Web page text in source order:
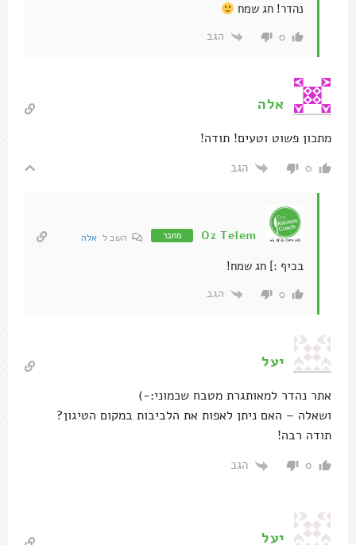
נהדר! חג שמח
0 הגב
אלה
מתכון פשוט וטעים! תודה!
0 הגב
Oz Telem מחבר השב ל אלה
בכיף :] חג שמח!
0 הגב
יעל
אתר נהדר למאותגרת מטבח שכמוני:-)
ושאלה – האם ניתן לאפות את הלביבות במקום הטיגון?
תודה רבה!
0 הגב
יעל